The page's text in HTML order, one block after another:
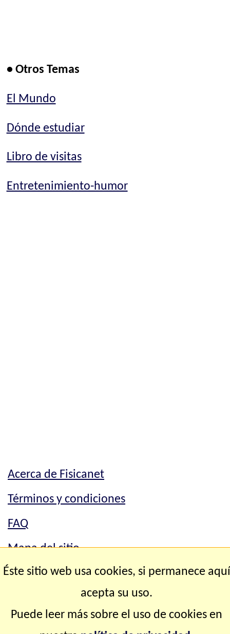
• Otros Temas
El Mundo
Dónde estudiar
Libro de visitas
Entretenimiento-humor
Acerca de Fisicanet
Términos y condiciones
FAQ
Mapa del sitio
Contacto
Copyright © 2.000-2.028 Fisicanet ® Todos los
Éste sitio web usa cookies, si permanece aquí
acepta su uso.
Puede leer más sobre el uso de cookies en